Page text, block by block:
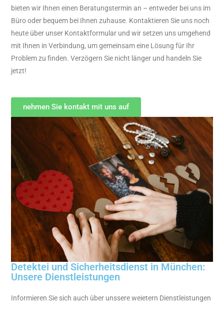
bieten wir Ihnen einen Beratungstermin an – entweder bei uns im
Büro oder bequem bei Ihnen zuhause. Kontaktieren Sie uns noch
heute über unser Kontaktformular und wir setzen uns umgehend
mit Ihnen in Verbindung, um gemeinsam eine Lösung für Ihr
Problem zu finden. Verzögern Sie nicht länger und handeln Sie
jetzt!
nehmen Sie kontakt mit uns auf
Detektei und Sicherheitsdienst in München:
Unsere Dienstleistungen
Informieren Sie sich auch über unssere weietern Dienstleistungen